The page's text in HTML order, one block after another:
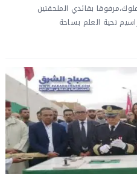
بقائدي الملحقتين
السبت 18 نونبر،مراسيم تحية العلم بساحة